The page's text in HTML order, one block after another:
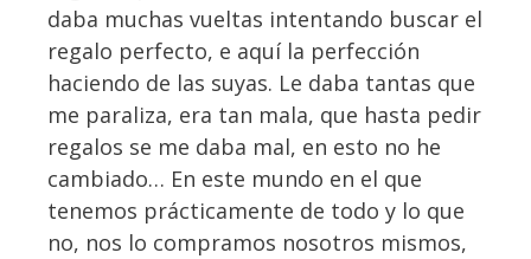
daba muchas vueltas intentando buscar el
regalo perfecto, e aquí la perfección
haciendo de las suyas. Le daba tantas que
me paraliza, era tan mala, que hasta pedir
regalos se me daba mal, en esto no he
cambiado… En este mundo en el que
tenemos prácticamente de todo y lo que
no, nos lo compramos nosotros mismos,